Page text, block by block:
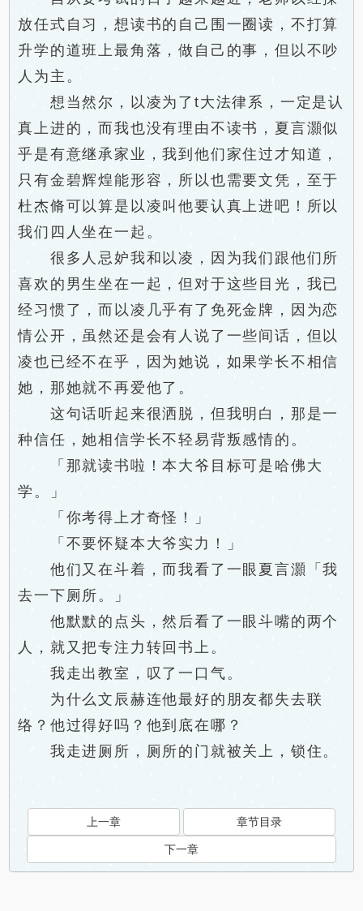
放任式自习，想读书的自己围一圈读，不打算
升学的道班上最角落，做自己的事，但以不吵
人为主。
想当然尔，以凌为了t大法律系，一定是认
真上进的，而我也没有理由不读书，夏言灝似
乎是有意继承家业，我到他们家住过才知道，
只有金碧辉煌能形容，所以也需要文凭，至于
杜杰脩可以算是以凌叫他要认真上进吧！所以
我们四人坐在一起。
很多人忌妒我和以凌，因为我们跟他们所
喜欢的男生坐在一起，但对于这些目光，我已
经习惯了，而以凌几乎有了免死金牌，因为恋
情公开，虽然还是会有人说了一些间话，但以
凌也已经不在乎，因为她说，如果学长不相信
她，那她就不再爱他了。
这句话听起来很洒脱，但我明白，那是一
种信任，她相信学长不轻易背叛感情的。
「那就读书啦！本大爷目标可是哈佛大
学。」
「你考得上才奇怪！」
「不要怀疑本大爷实力！」
他们又在斗着，而我看了一眼夏言灝「我
去一下厕所。」
他默默的点头，然后看了一眼斗嘴的两个
人，就又把专注力转回书上。
我走出教室，叹了一口气。
为什么文辰赫连他最好的朋友都失去联
络？他过得好吗？他到底在哪？
我走进厕所，厕所的门就被关上，锁住。
上一章 章节目录
下一章